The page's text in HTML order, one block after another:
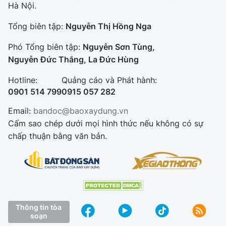
Hà Nội.
Tổng biên tập: Nguyễn Thị Hồng Nga
Phó Tổng biên tập: Nguyễn Sơn Tùng,
Nguyễn Đức Thắng, La Đức Hùng
Hotline:
0901 514 799
Quảng cáo và Phát hành:
0915 057 282
Email: bandoc@baoxaydung.vn
Cấm sao chép dưới mọi hình thức nếu không có sự
chấp thuận bằng văn bản.
Thông tin tòa
soạn